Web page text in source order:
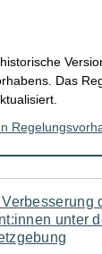
Das
unter